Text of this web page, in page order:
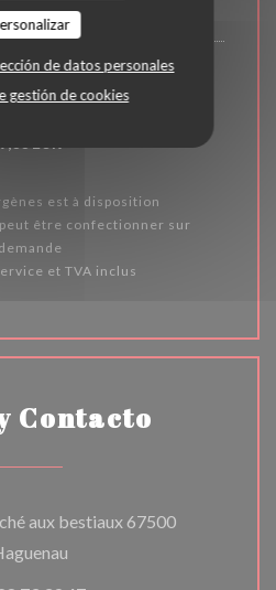
de datos personales
gestión de cookies
EUR
/ amande douce
est à disposition
être confectionner sur
demande
et TVA inclus
Contacto
aux bestiaux 67500